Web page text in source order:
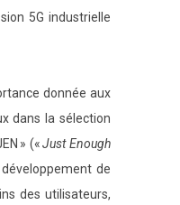
5G industrielle
donnée aux
dans la sélection
» («Just Enough
de
des utilisateurs,